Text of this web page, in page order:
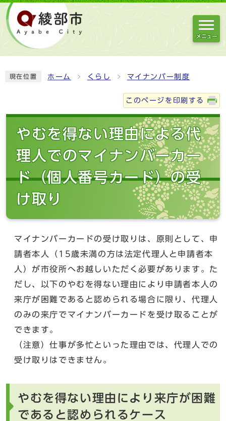
メニュー
現在位置 ホーム くらし マイナンバー制度
このページを印刷する
やむを得ない理由による代
理人でのマイナンバーカー
ド（個人番号カード）の受
け取り
マイナンバーカードの受け取りは、原則として、申
請者本人（15歳未満の方は法定代理人と申請者本
人）が市役所へお越しいただく必要があります。た
だし、以下のやむを得ない理由により申請者本人の
来庁が困難であると認められる場合に限り、代理人
のみの来庁でマイナンバーカードを受け取ることが
できます。
（注意）仕事が多忙といった理由では、代理人での
受け取りはできません。
やむを得ない理由により来庁が困難
であると認められるケース